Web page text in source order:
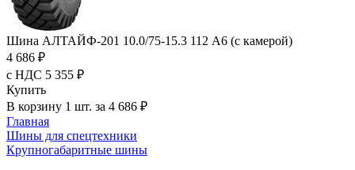
Шина АЛТАЙФ-201 10.0/75-15.3 112 A6 (с камерой)
4 686 ₽
с НДС 5 355 ₽
Купить
В корзину 1 шт. за 4 686 ₽
Главная
Шины для спецтехники
Крупногабаритные шины